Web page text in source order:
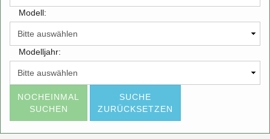
Modell:
Modelljahr:
NOCHEINMAL
SUCHEN
SUCHE
ZURÜCKSETZEN